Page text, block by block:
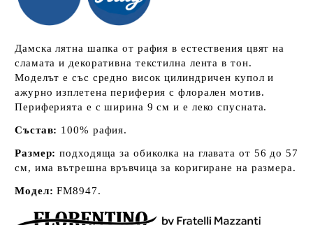
Дамска лятна шапка от рафия в естествения цвят на
сламата и декоративна текстилна лента в тон.
Моделът е със средно висок цилиндричен купол и
ажурно изплетена периферия с флорален мотив.
Периферията е с ширина 9 см и е леко спусната.
Състав: 100% рафия.
Размер: подходяща за обиколка на главата от 56 до 57
см, има вътрешна връвчица за коригиране на размера.
Модел: FM8947.